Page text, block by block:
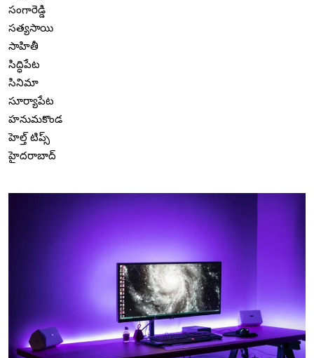
సంగారెడ్డి
సత్యసాయి
సాహితీ
సిద్ధిపేట
సినిమా
సూర్యాపేట
హనుమకొండ
హెల్త్ టిప్స్
హైదరాబాద్